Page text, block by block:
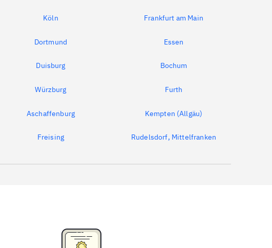
Köln Frankfurt am Main
Dortmund Essen
Duisburg Bochum
Würzburg Furth
Aschaffenburg Kempten (Allgäu)
Freising Rudelsdorf, Mittelfranken